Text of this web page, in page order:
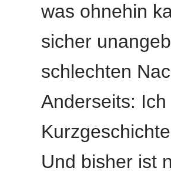
was ohnehin
sicher
schlechten
Anderseits:
Und bisher ist